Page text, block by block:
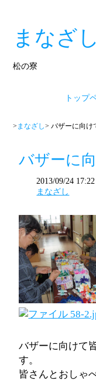
まなざ
松の寮
トップ
> まなざし> バザーに向け
バザーに
2013/09/24 17:22
まなざし
バザーに向けて
す。
皆さんとおしゃ